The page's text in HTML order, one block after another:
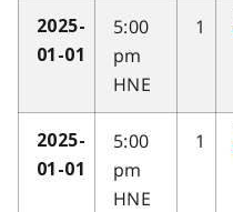
2025-
01-01
5:00
pm
HNE
1
2025-
01-01
5:00
pm
HNE
1